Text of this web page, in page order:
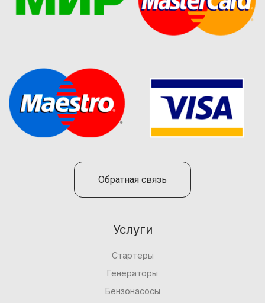
Обратная связь
Услуги
Стартеры
Генераторы
Бензонасосы